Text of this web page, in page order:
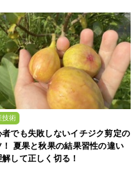
技術
者でも失敗しないイチジク剪定の
！ 夏果と秋果の結果習性の違い
解して正しく切る！